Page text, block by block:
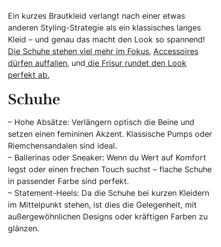
Ein kurzes Brautkleid verlangt nach einer etwas
anderen Styling-Strategie als ein klassisches langes
Kleid – und genau das macht den Look so spannend!
Die Schuhe stehen viel mehr im Fokus, Accessoires
dürfen auffallen, und die Frisur rundet den Look
perfekt ab.
Schuhe
– Hohe Absätze: Verlängern optisch die Beine und
setzen einen femininen Akzent. Klassische Pumps oder
Riemchensandalen sind ideal.
– Ballerinas oder Sneaker: Wenn du Wert auf Komfort
legst oder einen frechen Touch suchst – flache Schuhe
in passender Farbe sind perfekt.
– Statement-Heels: Da die Schuhe bei kurzen Kleidern
im Mittelpunkt stehen, ist dies die Gelegenheit, mit
außergewöhnlichen Designs oder kräftigen Farben zu
glänzen.